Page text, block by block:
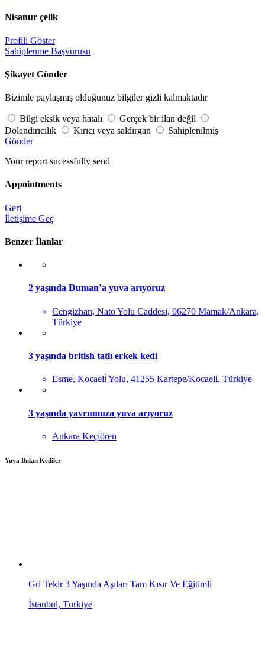
Nisanur çelik
Profili Göster
Sahiplenme Başvurusu
Şikayet Gönder
Bizimle paylaşmış olduğunuz bilgiler gizli kalmaktadır
Bilgi eksik veya hatalı
Gerçek bir ilan değil
Dolandırıcılık
Kırıcı veya saldırgan
Sahiplenilmiş
Gönder
Your report sucessfully send
Appointments
Geri
İletişime Geç
Benzer İlanlar
2 yaşında Duman’a yuva arıyoruz
Cengizhan, Nato Yolu Caddesi, 06270 Mamak/Ankara,
Türkiye
3 yaşında british tatlı erkek kedi
Esme, Kocaeli̇ Yolu, 41255 Kartepe/Kocaeli, Türkiye
3 yaşında yavrumuza yuva arıyoruz
Ankara Keçiören
Yuva Bulan Kediler
Gri Tekir 3 Yaşında Aşıları Tam Kısır Ve Eğitimli
İstanbul, Türkiye